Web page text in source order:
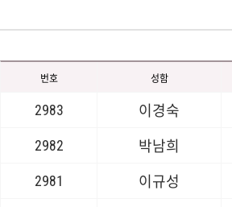
번호 성함
2983 이경숙
2982 박남희
2981 이규성